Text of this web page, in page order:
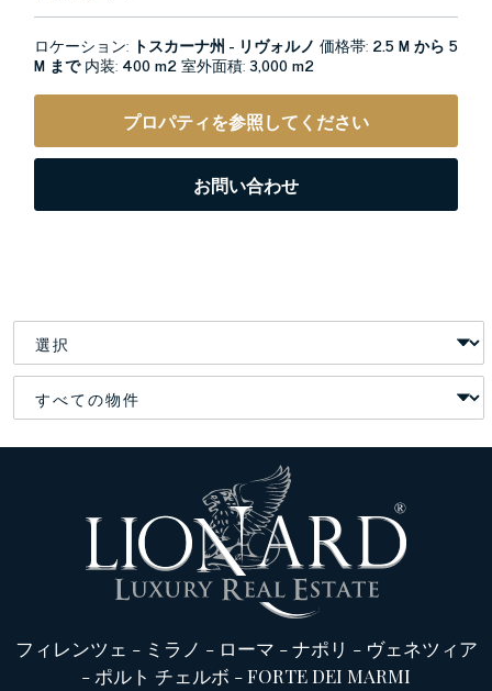
ロケーション: トスカーナ州 - リヴォルノ 価格帯: 2.5 M から 5
M まで内装: 400 m2室外面積:3,000 m2
プロパティを参照してください
お問い合わせ
フィレンツェ - ミラノ - ローマ -ナポリ - ヴェネツィア
- ポルト チェルボ -FORTE DEI MARMI